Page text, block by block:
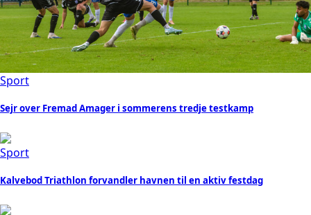
Sport
Sejr over Fremad Amager i sommerens tredje testkamp
Sport
Kalvebod Triathlon forvandler havnen til en aktiv festdag